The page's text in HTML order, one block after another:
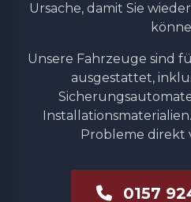
Ursache, damit Sie
Unsere Fahrzeuge sind
ausgestattet,
Probleme direkt
0157